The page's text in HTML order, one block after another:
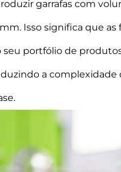
garrafas com
Isso significa que
portfólio de
a